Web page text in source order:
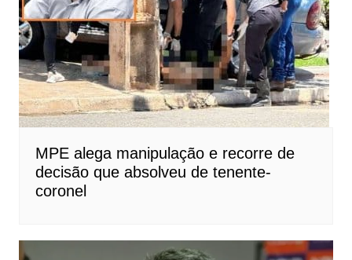
MPE alega manipulação e recorre de
decisão que absolveu de tenente-
coronel